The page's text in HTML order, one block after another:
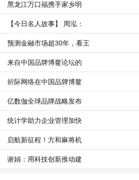
黑龙江万口福携手家乡明
【今日名人故事】 周泓：
预测金融市场超30年，看王
来自中国品牌博鳌论坛的
祈际网络在中国品牌博鳌
亿数伽全球品牌战略发布
统计学助力企业管理加快
启航新征程！方和麻将机
谢娟：用科技创新推动建